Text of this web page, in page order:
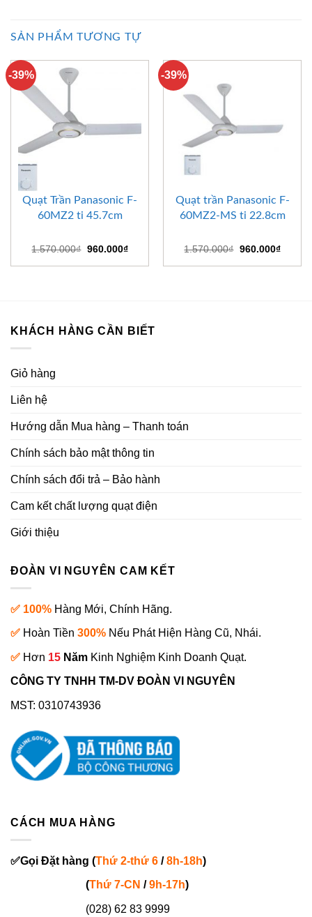
SẢN PHẨM TƯƠNG TỰ
-39%
Quạt Trần Panasonic F-
60MZ2 ti 45.7cm
1.570.000₫ Giá
là:
960.000₫Giá
tại
-39%
Quạt trần Panasonic F-
60MZ2-MS ti 22.8cm
1.570.000₫ Giá
là:
960.000₫Giá
tại
KHÁCH HÀNG CẦN BIẾT
Giỏ hàng
Liên hệ
Hướng dẫn Mua hàng – Thanh toán
Chính sách bảo mật thông tin
Chính sách đổi trả – Bảo hành
Cam kết chất lượng quạt điện
Giới thiệu
ĐOÀN VI NGUYÊN CAM KẾT
✅ 100% Hàng Mới, Chính Hãng.
✅ Hoàn Tiền 300% Nếu Phát Hiện Hàng Cũ, Nhái.
✅ Hơn 15 Năm Kinh Nghiệm Kinh Doanh Quạt.
CÔNG TY TNHH TM-DV ĐOÀN VI NGUYÊN
MST: 0310743936
CÁCH MUA HÀNG
✅Gọi Đặt hàng (Thứ 2-thứ 6 /8h-18h)
(Thứ 7-CN /9h-17h)
(028) 62 83 9999